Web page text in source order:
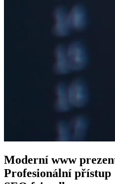
Moderní www
Profesionálnípřístup